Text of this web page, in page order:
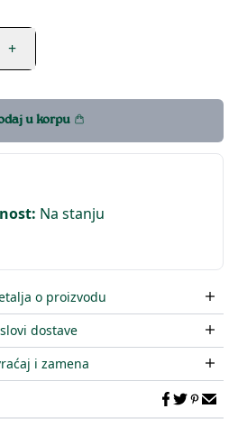
+
u korpu
: Na stanju
o proizvodu
dostave
i zamena